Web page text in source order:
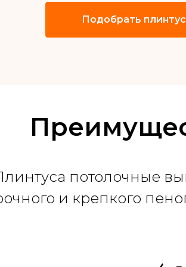
Подобрать плинтус
потолочные
и крепкого